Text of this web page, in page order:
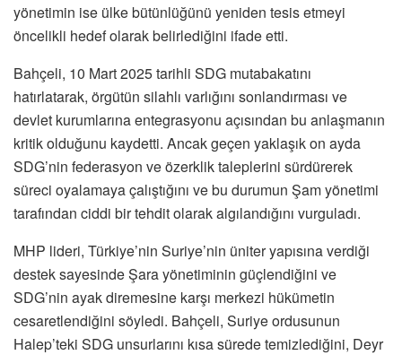
yönetimin ise ülke bütünlüğünü yeniden tesis etmeyi
öncelikli hedef olarak belirlediğini ifade etti.
Bahçeli, 10 Mart 2025 tarihli SDG mutabakatını
hatırlatarak, örgütün silahlı varlığını sonlandırması ve
devlet kurumlarına entegrasyonu açısından bu anlaşmanın
kritik olduğunu kaydetti. Ancak geçen yaklaşık on ayda
SDG’nin federasyon ve özerklik taleplerini sürdürerek
süreci oyalamaya çalıştığını ve bu durumun Şam yönetimi
tarafından ciddi bir tehdit olarak algılandığını vurguladı.
MHP lideri, Türkiye’nin Suriye’nin üniter yapısına verdiği
destek sayesinde Şara yönetiminin güçlendiğini ve
SDG’nin ayak diremesine karşı merkezi hükümetin
cesaretlendiğini söyledi. Bahçeli, Suriye ordusunun
Halep’teki SDG unsurlarını kısa sürede temizlediğini, Deyr